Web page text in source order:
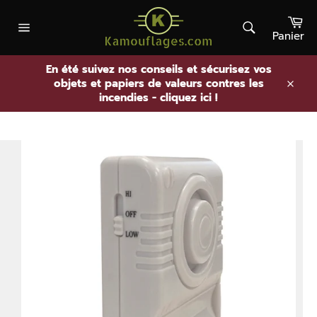
contenu
Rechercher
Panier
En été suivez nos conseils et sécurisez vos
objets et papiers de valeurs contres les
incendies - cliquez ici !